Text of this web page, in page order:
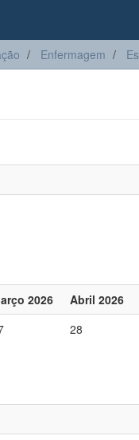
Enfermagem
2026 Abril 2026
28